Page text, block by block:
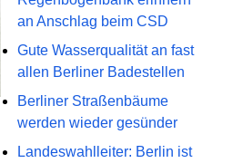
an Anschlag beim CSD
Gute Wasserqualität an fast
allen Berliner Badestellen
Berliner Straßenbäume
werden wieder gesünder
Landeswahlleiter: Berlin ist